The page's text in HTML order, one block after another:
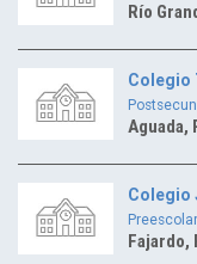
Río
Colegio
Aguada,
Colegio
Preescolar
Fajardo,